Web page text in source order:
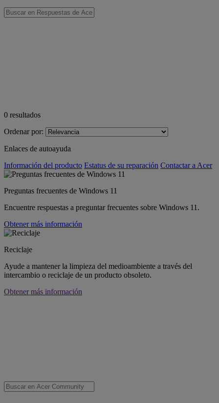
0 resultados
Ordenar por:
Enlaces de autoayuda
Información del producto Estatus de su reparación Contactar a Acer
Preguntas frecuentes de Windows 11
Encuentre respuestas a preguntar frecuentes sobre Windows 11.
Obtener más información
Reciclaje
Ayude a mantener la limpieza del medioambiente a través del
intercambio o reciclaje de un producto obsoleto.
Obtener más información